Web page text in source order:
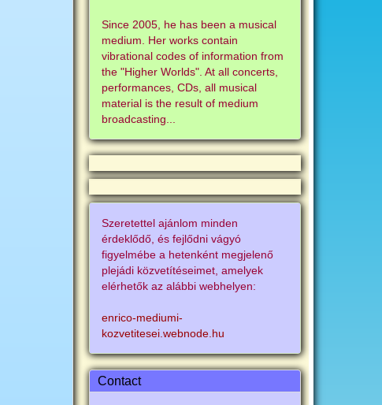
Since 2005, he has been a musical
medium. Her works contain
vibrational codes of information from
the "Higher Worlds". At all concerts,
performances, CDs, all musical
material is the result of medium
broadcasting...
Szeretettel ajánlom minden
érdeklődő, és fejlődni vágyó
figyelmébe a hetenként megjelenő
plejádi közvetítéseimet, amelyek
elérhetők az alábbi webhelyen:
enrico-mediumi-
kozvetitesei.webnode.hu
Contact